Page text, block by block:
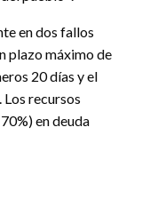
en dos fallos
plazo máximo de
20 días y el
Los recursos
en deuda